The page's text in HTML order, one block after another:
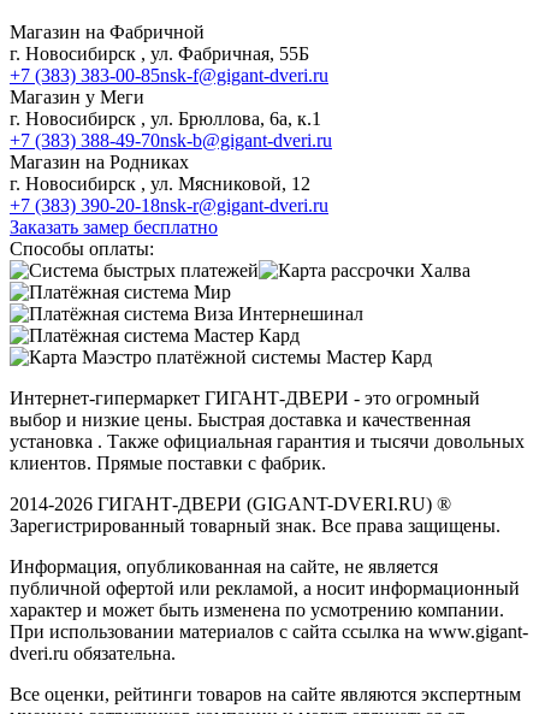
Магазин на Фабричной
г. Новосибирск , ул. Фабричная, 55Б
+7 (383) 383-00-85nsk-f@gigant-dveri.ru
Магазин у Меги
г. Новосибирск , ул. Брюллова, 6а, к.1
+7 (383) 388-49-70nsk-b@gigant-dveri.ru
Магазин на Родниках
г. Новосибирск , ул. Мясниковой, 12
+7 (383) 390-20-18nsk-r@gigant-dveri.ru
Заказать замер бесплатно
Способы оплаты:
Интернет-гипермаркет ГИГАНТ-ДВЕРИ - это огромный
выбор и низкие цены. Быстрая доставка и качественная
установка . Также официальная гарантия и тысячи довольных
клиентов. Прямые поставки с фабрик.
2014-2026 ГИГАНТ-ДВЕРИ (GIGANT-DVERI.RU) ®
Зарегистрированный товарный знак. Все права защищены.
Информация, опубликованная на сайте, не является
публичной офертой или рекламой, а носит информационный
характер и может быть изменена по усмотрению компании.
При использовании материалов с сайта ссылка на www.gigant-
dveri.ru обязательна.
Все оценки, рейтинги товаров на сайте являются экспертным